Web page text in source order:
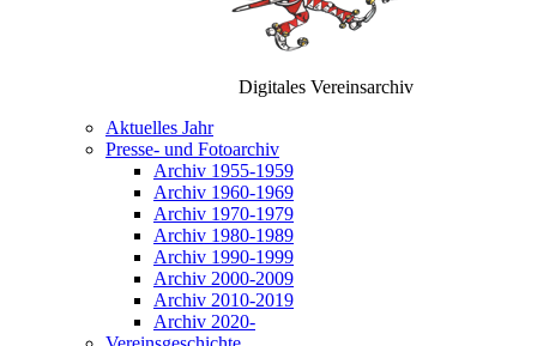
Digitales Vereinsarchiv
Aktuelles Jahr
Presse- und Fotoarchiv
Archiv 1955-1959
Archiv 1960-1969
Archiv 1970-1979
Archiv 1980-1989
Archiv 1990-1999
Archiv 2000-2009
Archiv 2010-2019
Archiv 2020-